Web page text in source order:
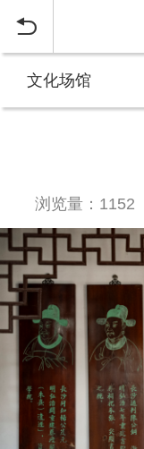

文化场馆
浏览量：1152